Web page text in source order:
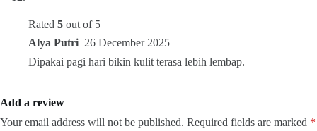
Rated 5 out of 5
Alya Putri–26 December 2025
Dipakai pagi hari bikin kulit terasa lebih lembap.
Add a review
Your email address will not be published. Required fields are marked *